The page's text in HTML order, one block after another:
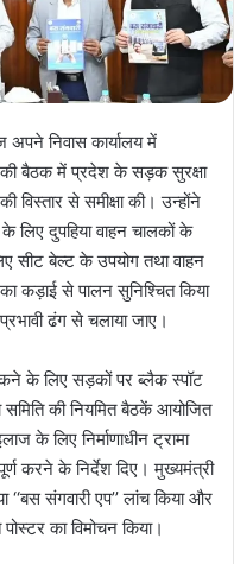
निवास कार्यालय में
की बैठक में प्रदेश के सड़क सुरक्षा
विस्तार से समीक्षा की। उन्होंने
दुपहिया वाहन चालकों के
सीट बेल्ट के उपयोग तथा वाहन
कड़ाई से पालन सुनिश्चित किया
ढंग से चलाया जाए।
के लिए सड़कों पर ब्लैक स्पॉट
की नियमित बैठकें आयोजित
के लिए निर्माणाधीन ट्रामा
करने के निर्देश दिए। मुख्यमंत्री
‘‘बस संगवारी एप’’ लांच किया और
पोस्टर का विमोचन किया।